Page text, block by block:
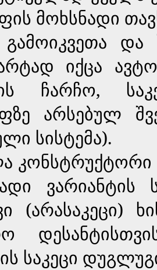
მოხსნადი
გამოიკვეთა და
იქცა
ჩარჩო,
არსებულ
სისტემა).
კონსტრუქტორი
ვარიანტის
(არასაკეცი)
საკეცი